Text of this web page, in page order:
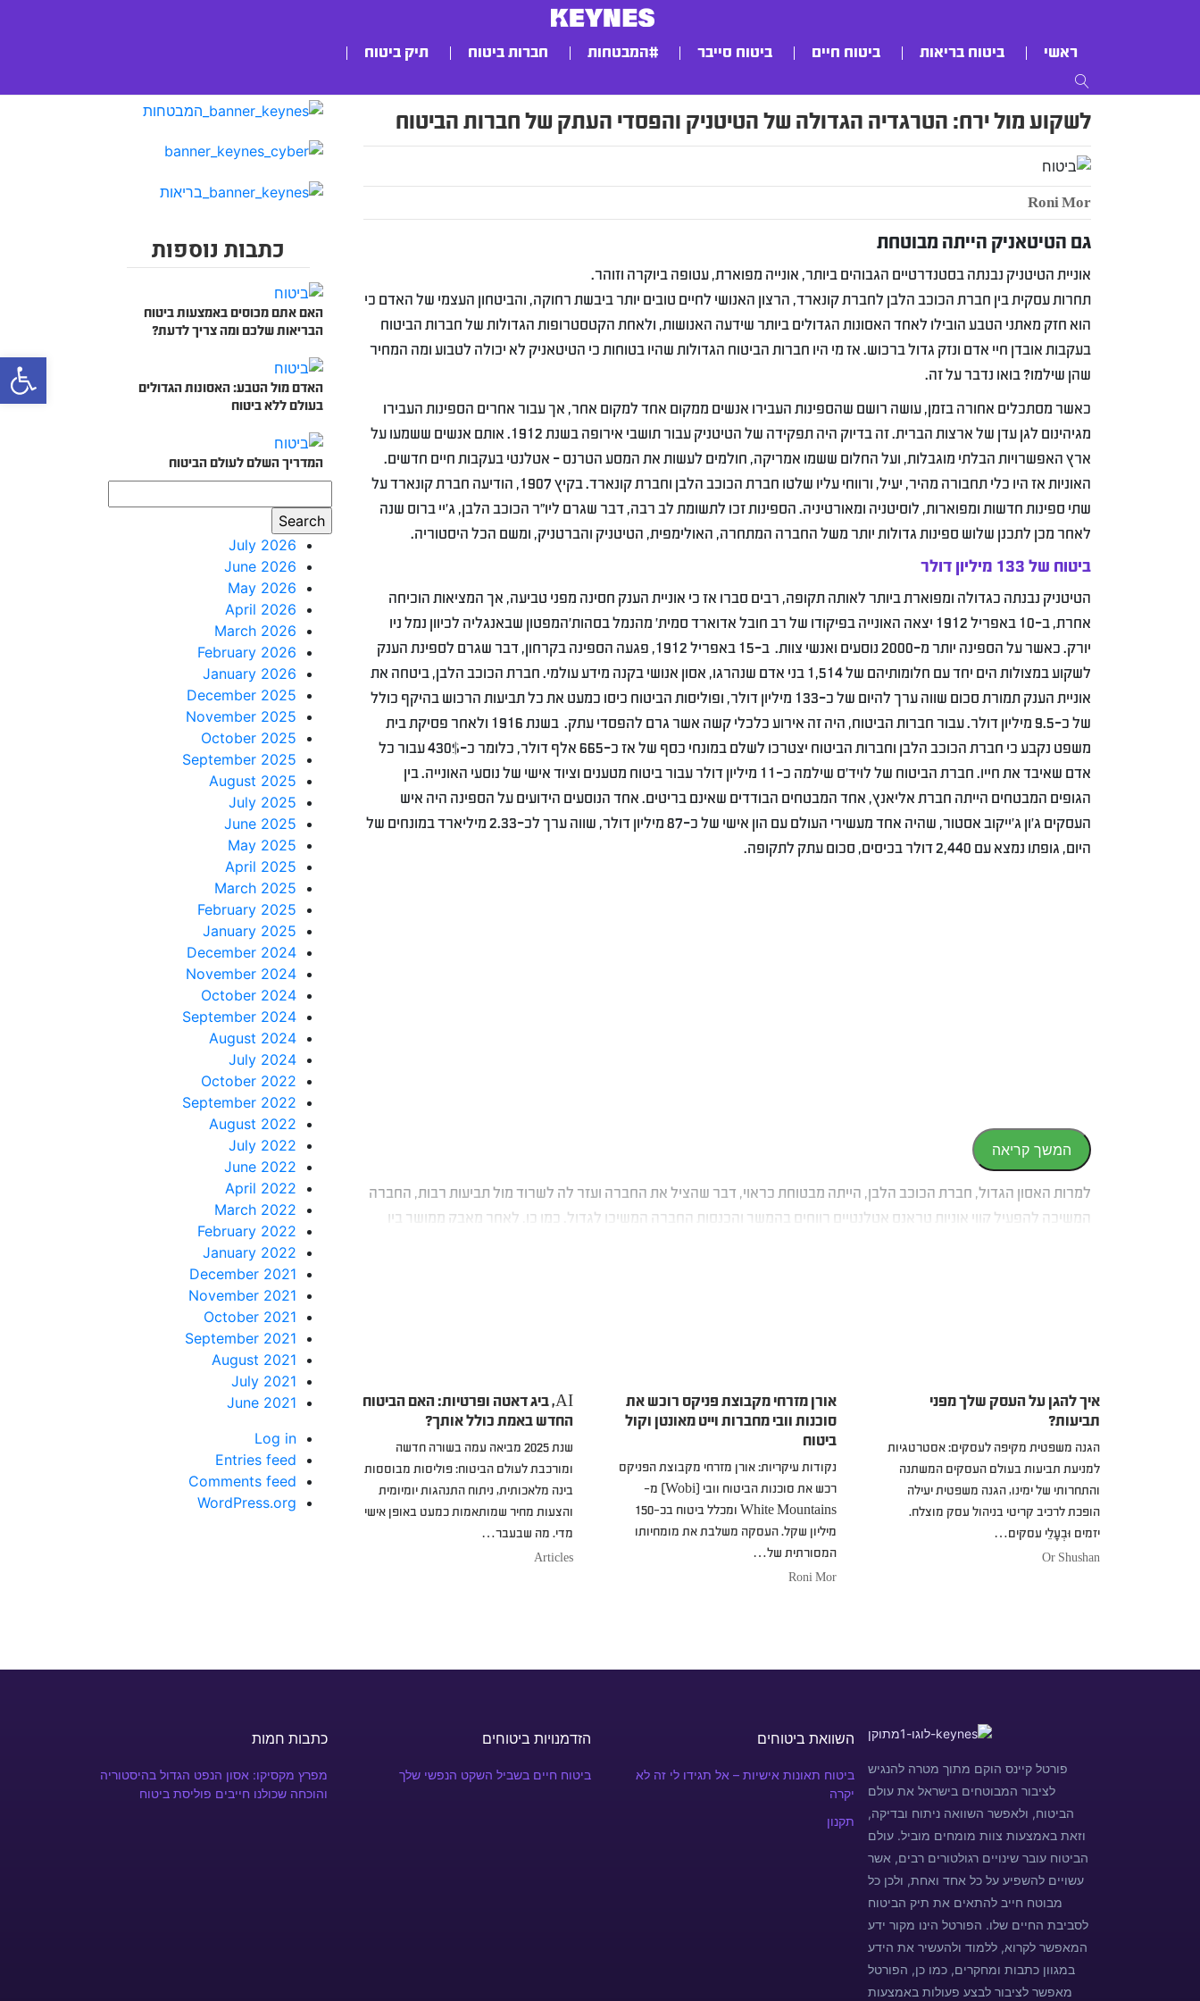
ראשי ביטוח בריאות ביטוח חיים ביטוח סייבר #המבטחות חברות ביטוח תיק ביטוח
לשקוע מול ירח: הטרגדיה הגדולה של הטיטניק והפסדי העתק של חברות הביטוח
Roni Mor
גם הטיטאניק הייתה מבוטחת
אוניית הטיטניק נבנתה בסטנדרטיים הגבוהים ביותר, אונייה מפוארת, עטופה ביוקרה וזוהר.
תחרות עסקית בין חברת הכוכב הלבן לחברת קונארד, הרצון האנושי לחיים טובים יותר ביבשת רחוקה, והביטחון העצמי של האדם כי
הוא חזק מאתני הטבע הובילו לאחד האסונות הגדולים ביותר שידעה האנושות, ולאחת הקטסטרופות הגדולות של חברות הביטוח
בעקבות אובדן חיי אדם ונזק גדול ברכוש. אז מי היו חברות הביטוח הגדולות שהיו בטוחות כי הטיטאניק לא יכולה לטבוע ומה המחיר
שהן שילמו? בואו נדבר על זה.
כאשר מסתכלים אחורה בזמן, עושה רושם שהספינות העבירו אנשים ממקום אחד למקום אחר, אך עבור אחרים הספינות העבירו
מגיהינום לגן עדן של ארצות הברית. זה בדיוק היה תפקידה של הטיטניק עבור תושבי אירופה בשנת 1912. אותם אנשים ששמעו על
ארץ האפשרויות הבלתי מוגבלות, ועל החלום ששמו אמריקה, חולמים לעשות את המסע הטרנס – אטלנטי בעקבות חיים חדשים.
האוניות אז היו כלי תחבורה מהיר, יעיל, ורווחי עליו שלטו חברת הכוכב הלבן וחברת קונארד. בקיץ 1907, הודיעה חברת קונארד על
שתי ספינות חדשות ומפוארות, לוסיטניה ומאורטיניה. הספינות זכו לתשומת לב רבה, דבר שגרם ליו”ר הכוכב הלבן, ג’יי ברוס שנה
לאחר מכן לתכנן שלוש ספינות גדולות יותר משל החברה המתחרה, האולימפית, הטיטניק והברטניק, ומשם הכל היסטוריה.
ביטוח של 133 מיליון דולר
הטיטניק נבנתה כגדולה ומפוארת ביותר לאותה תקופה, רבים סברו אז כי אוניית הענק חסינה מפני טביעה, אך המציאות הוכיחה
אחרת, ב-10 באפריל 1912 יצאה האונייה בפיקודו של רב חובל אדוארד סמית’ מהנמל בסהות’המפטון שבאנגליה לכיוון נמל ניו
יורק. כאשר על הספינה יותר מ-2000 נוסעים ואנשי צוות. ב-15 באפריל 1912, פגעה הספינה בקרחון, דבר שגרם לספינת הענק
לשקוע במצולות הים יחד עם חלומותיהם של 1,514 בני אדם שנהרגו, אסון אנושי בקנה מידע עולמי. חברת הכוכב הלבן, ביטחה את
אוניית הענק תמורת סכום שווה ערך להיום של כ-133 מיליון דולר, ופוליסות הביטוח כיסו כמעט את כל תביעות הרכוש בהיקף כולל
של כ-9.5 מיליון דולר. עבור חברות הביטוח, היה זה אירוע כלכלי קשה אשר גרם להפסדי עתק. בשנת 1916 ולאחר פסיקת בית
משפט נקבע כי חברת הכוכב הלבן וחברות הביטוח יצטרכו לשלם במונחי כסף של אז כ-665 אלף דולר, כלומר כ-430$ עבור כל
אדם שאיבד את חייו. חברת הביטוח של לויד’ס שילמה כ-11 מיליון דולר עבור ביטוח מטענים וציוד אישי של נוסעי האונייה. בין
הגופים המבטחים הייתה חברת אליאנץ, אחד המבטחים הבודדים שאינם בריטים. אחד הנוסעים הידועים על הספינה היה איש
העסקים ג’ון ג’ייקוב אסטור, שהיה אחד מעשירי העולם עם הון אישי של כ-87 מיליון דולר, שווה ערך לכ-2.33 מיליארד במונחים של
היום, גופתו נמצא עם 2,440 דולר בכיסים, סכום עתק לתקופה.
המשך קריאה
למרות האסון הגדול, חברת הכוכב הלבן, הייתה מבטוחת כראוי, דבר שהציל את החברה ועזר לה לשרוד מול תביעות רבות, החברה
המשיכה להפעיל קווי אוניות טראנס אטלנטיים רווחים בהמשך והכנסות החברה המשיכו לגדול. כמו כן, לאחר מאבק ממושך בין
איך להגן על העסק שלך מפני
תביעות?
הגנה משפטית מקיפה לעסקים: אסטרטגיות
למניעת תביעות בעולם העסקים המשתנה
והתחרותי של ימינו, הגנה משפטית יעילה
הופכת לרכיב קריטי בניהול עסק מוצלח.
יזמים וּבְעָלֵי עסקים…
Or Shushan
אורן מזרחי מקבוצת פניקס רוכש את
סוכנות וובי מחברות וייט מאונטן וקול
ביטוח
נקודות עיקריות: אורן מזרחי מקבוצת הפניקס
רכש את סוכנות הביטוח וובי (Wobi) מ-
White Mountains ומכלל ביטוח בכ-150
מיליון שקל. העסקה משלבת את מומחיותו
המסורתית של…
Roni Mor
AI, ביג דאטה ופרטיות: האם הביטוח
החדש באמת כולל אותך?
שנת 2025 מביאה עמה בשורה חדשה
ומורכבת לעולם הביטוח: פוליסות מבוססות
בינה מלאכותית, ניתוח התנהגות יומיומית
והצעות מחיר שמותאמות כמעט באופן אישי
מדי. מה שבעבר…
Articles
כתבות נוספות
האם אתם מכוסים באמצעות ביטוח
הבריאות שלכם ומה צריך לדעת?
האדם מול הטבע: האסונות הגדולים
בעולם ללא ביטוח
המדריך השלם לעולם הביטוח
July 2026
June 2026
May 2026
April 2026
March 2026
February 2026
January 2026
December 2025
November 2025
October 2025
September 2025
August 2025
July 2025
June 2025
May 2025
April 2025
March 2025
February 2025
January 2025
December 2024
November 2024
October 2024
September 2024
August 2024
July 2024
October 2022
September 2022
August 2022
July 2022
June 2022
April 2022
March 2022
February 2022
January 2022
December 2021
November 2021
October 2021
September 2021
August 2021
July 2021
June 2021
Log in
Entries feed
Comments feed
WordPress.org
פורטל קיינס הוקם מתוך מטרה להנגיש
לציבור המבוטחים בישראל את עולם
הביטוח, ולאפשר השוואה ניתוח ובדיקה,
וזאת באמצעות צוות מומחים מוביל. עולם
הביטוח עובר שינויים רגולטורים רבים, אשר
עשויים להשפיע על כל אחד ואחת, ולכן כל
מבוטח חייב להתאים את תיק הביטוח
לסביבת החיים שלו. הפורטל הינו מקור ידע
המאפשר לקרוא, ללמוד ולהעשיר את הידע
במגוון כתבות ומחקרים, כמו כן, הפורטל
מאפשר לציבור לבצע פעולות באמצעות
השוואת ביטוחים
ביטוח תאונות אישיות – אל תגידו לי זה לא
יקרה
תקנון
הזדמנויות ביטוחים
ביטוח חיים בשביל השקט הנפשי שלך
כתבות חמות
מפרץ מקסיקו: אסון הנפט הגדול בהיסטוריה
והוכחה שכולנו חייבים פוליסת ביטוח